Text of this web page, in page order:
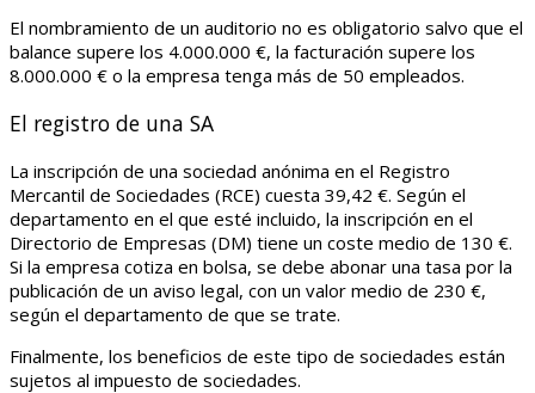
El nombramiento de un auditorio no es obligatorio salvo que el
balance supere los 4.000.000 €, la facturación supere los
8.000.000 € o la empresa tenga más de 50 empleados.
El registro de una SA
La inscripción de una sociedad anónima en el Registro
Mercantil de Sociedades (RCE) cuesta 39,42 €. Según el
departamento en el que esté incluido, la inscripción en el
Directorio de Empresas (DM) tiene un coste medio de 130 €.
Si la empresa cotiza en bolsa, se debe abonar una tasa por la
publicación de un aviso legal, con un valor medio de 230 €,
según el departamento de que se trate.
Finalmente, los beneficios de este tipo de sociedades están
sujetos al impuesto de sociedades.